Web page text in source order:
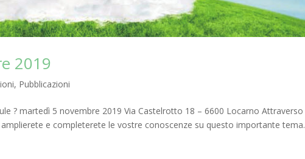
2019
, Pubblicazioni
? martedì 5 novembre 2019 Via Castelrotto 18 – 6600 Locarno Attraverso
e completerete le vostre conoscenze su questo importante tema.